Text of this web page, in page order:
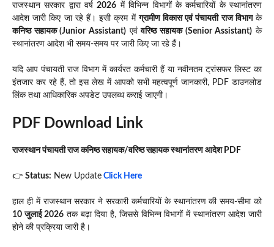
राजस्थान सरकार द्वारा वर्ष2026 में विभिन्न विभागों के कर्मचारियों के स्थानांतरण
आदेश जारी किए जा रहे हैं। इसी क्रम मेंग्रामीण विकास एवं पंचायती राज विभागके
कनिष्ठ सहायक (Junior Assistant) एवंवरिष्ठ सहायक (Senior Assistant) के
स्थानांतरण आदेश भी समय-समय पर जारी किए जा रहे हैं।
यदि आप पंचायती राज विभाग में कार्यरत कर्मचारी हैं या नवीनतम ट्रांसफर लिस्ट का
इंतजार कर रहे हैं, तो इस लेख में आपको सभी महत्वपूर्ण जानकारी, PDF डाउनलोड
लिंक तथा आधिकारिक अपडेट उपलब्ध कराई जाएगी।
PDF Download Link
राजस्थान पंचायती राज कनिष्ठ सहायक/वरिष्ठ सहायक स्थानांतरण आदेश PDF
👉 Status: New Update Click Here
हाल ही में राजस्थान सरकार ने सरकारी कर्मचारियों के स्थानांतरण की समय-सीमा को
10 जुलाई 2026 तक बढ़ा दिया है, जिससे विभिन्न विभागों में स्थानांतरण आदेश जारी
होने की प्रक्रिया जारी है।